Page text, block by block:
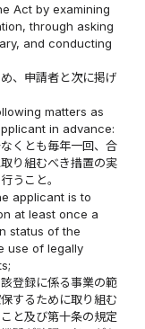
Act by examining
through asking
and conducting
、申請者と次に掲げ
matters as
in advance:
くとも毎年一回、合
り組むべき措置の実
うこと。
applicant is to
at least once a
status of the
use of legally
登録に係る事業の範
するために取り組む
と及び第十条の規定